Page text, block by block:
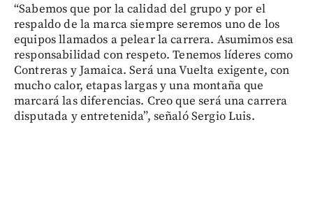
“Sabemos que por la calidad del grupo y por el
respaldo de la marca siempre seremos uno de los
equipos llamados a pelear la carrera. Asumimos esa
responsabilidad con respeto. Tenemos líderes como
Contreras y Jamaica. Será una Vuelta exigente, con
mucho calor, etapas largas y una montaña que
marcará las diferencias. Creo que será una carrera
disputada y entretenida”, señaló Sergio Luis.